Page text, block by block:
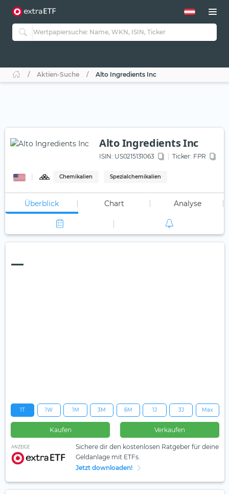
Aktien-Suche Alto Ingredients Inc
Alto Ingredients Inc
ISIN: US0215131063 Ticker: FPR
Chemikalien Spezialchemikalien
Überblick Chart Analyse
—
1T 1W 1M 3M 6M 1J 3J Max
Kaufen Verkaufen
ANZEIGE
Sichere dir den kostenlosen Ratgeber für deine
Geldanlage mit ETFs.
Jetzt downloaden!